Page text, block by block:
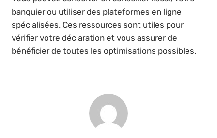
banquier ou utiliser des plateformes en ligne
spécialisées. Ces ressources sont utiles pour
vérifier votre déclaration et vous assurer de
bénéficier de toutes les optimisations possibles.